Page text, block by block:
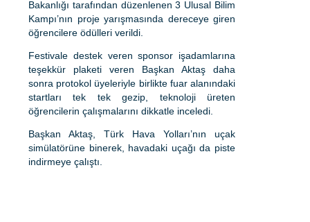
Bakanlığı tarafından düzenlenen 3 Ulusal Bilim
Kampı’nın proje yarışmasında dereceye giren
öğrencilere ödülleri verildi.
Festivale destek veren sponsor işadamlarına
teşekkür plaketi veren Başkan Aktaş daha
sonra protokol üyeleriyle birlikte fuar alanındaki
startları tek tek gezip, teknoloji üreten
öğrencilerin çalışmalarını dikkatle inceledi.
Başkan Aktaş, Türk Hava Yolları’nın uçak
simülatörüne binerek, havadaki uçağı da piste
indirmeye çalıştı.